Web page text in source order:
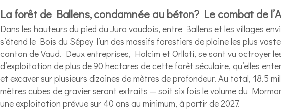
La forêt de Ballens, condamnée au béton? Le combat de
Dans les hauteurs du pied du Jura vaudois, entre Ballens et les villages
s’étend le Bois du Sépey, l’un des massifs forestiers de plaine les plus
canton de Vaud. Deux entreprises, Holcim et Orllati, se sont vu octroyer
d’exploitation de plus de 90 hectares de cette forêt séculaire, qu’elles
et excaver sur plusieurs dizaines de mètres de profondeur. Au total, 18.5
mètres cubes de gravier seront extraits — soit six fois le volume du
une exploitation prévue sur 40 ans au minimum, à partir de 2027.